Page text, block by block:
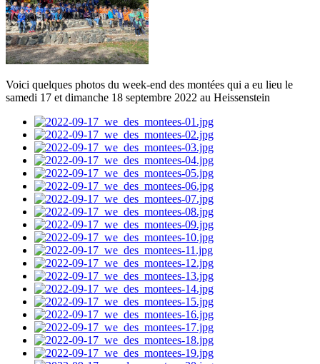
Voici quelques photos du week-end des montées qui a eu lieu le
samedi 17 et dimanche 18 septembre 2022 au Heissenstein